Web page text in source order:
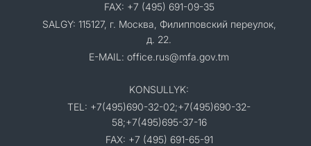
FAX: +7 (495) 691-09-35
SALGY: 115127, г. Москва, Филипповский переулок,
д. 22.
E-MAIL: office.rus@mfa.gov.tm
KONSULLYK:
TEL: +7(495)690-32-02;+7(495)690-32-
58;+7(495)695-37-16
FAX: +7 (495) 691-65-91